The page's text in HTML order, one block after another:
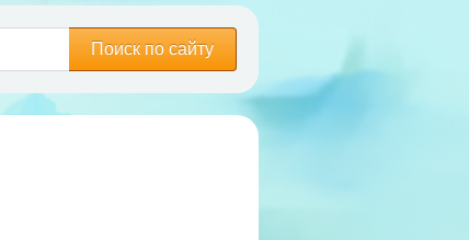
Поиск по сайту